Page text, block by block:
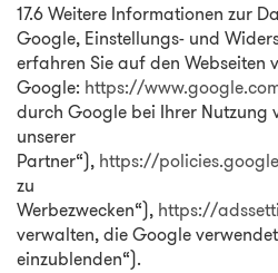
17.6 Weitere Informationen zur
Google, Einstellungs- und
erfahren Sie auf den Webseiten
Google: https://
durch Google bei Ihrer Nutzung
unserer
Partner“), https://
zu
Werbezwecken“), https://
verwalten, die Google
einzublenden“).